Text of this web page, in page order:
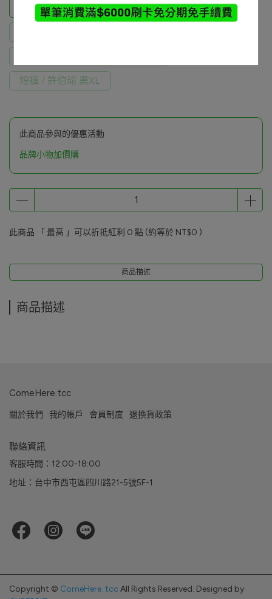
短褲 / Yi-chin Hsu 灰色M 短褲 / @江芫 黑M
短褲 / 許伯瑜 黑XL
此商品參與的優惠活動
品牌小物加價購
此商品 「 最高 」可以折抵紅利 0 點 (約等於 NT$0 )
商品描述
商品描述
ComeHere.tcc
關於我們 我的帳戶 會員制度 退換貨政策
聯絡資訊
客服時間：12:00-18:00
地址：台中市西屯區四川路21-5號5F-1
Copyright © ComeHere. tcc All Rights Reserved. Designed by